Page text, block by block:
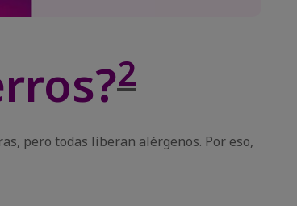
2
pero todas liberan alérgenos. Por eso,